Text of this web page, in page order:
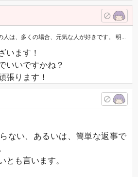
人が好きです。 明るく元気に挨拶をして、今日は〇〇だね、昨日は〇〇だったね、程度のインパクト…
います！
いいですかね？
張ります！
ない、あるいは、簡単な返事で
とも言います。